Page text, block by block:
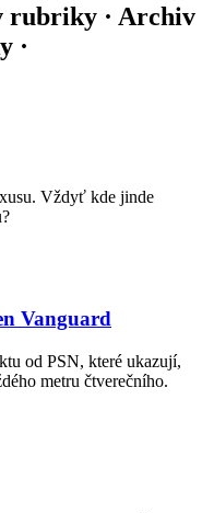
rubriky · Archiv
·
Vždyť kde jinde
Vanguard
od PSN, které ukazují,
metru čtverečního.